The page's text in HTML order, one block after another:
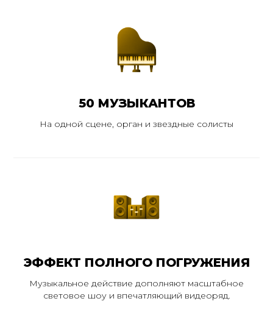
50 МУЗЫКАНТОВ
На одной сцене, орган и звездные солисты
ЭФФЕКТ ПОЛНОГО ПОГРУЖЕНИЯ
Музыкальное действие дополняют масштабное
световое шоу и впечатляющий видеоряд.